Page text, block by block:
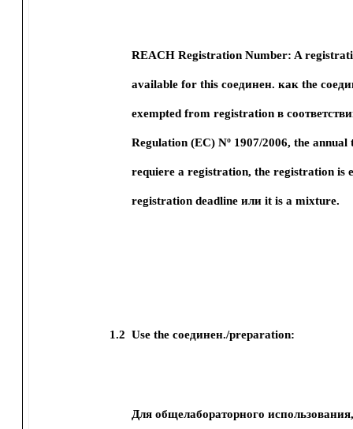
REACH Registration Number: A
available for this соединен. как the
exempted from registration в
Regulation (EC) Nº 1907/2006, the annual
requiere a registration, the registration is
registration deadline или it is a mixture.
1.2 Use the соединен./preparation:
Для общелабораторного